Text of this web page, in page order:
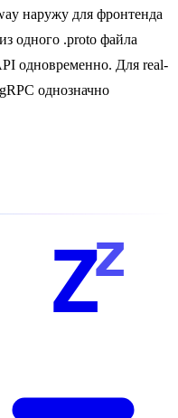
наружу для фронтенда
одного .proto файла
одновременно. Для real-
однозначно
Zz